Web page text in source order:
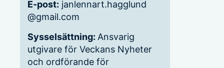
E-post: janlennart.hagglund
@gmail.com
Sysselsättning: Ansvarig
utgivare för Veckans Nyheter
och ordförande för